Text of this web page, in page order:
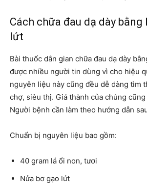
Cách chữa đau dạ dày bằng
lứt
Bài thuốc dân gian chữa đau dạ dày
được nhiều người tin dùng vì cho hiệu
nguyên liệu này cũng đều dễ dàng tìm
chợ, siêu thị. Giá thành của chúng
Người bệnh cần làm theo hướng dẫn
Chuẩn bị nguyên liệu bao gồm:
40 gram lá ổi non, tươi
Nửa bơ gạo lứt